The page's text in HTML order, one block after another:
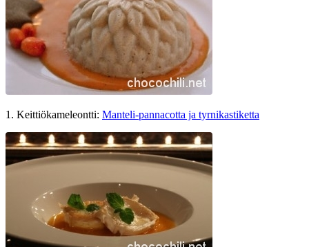
1. Keittiökameleontti: Manteli-pannacotta ja tyrnikastiketta